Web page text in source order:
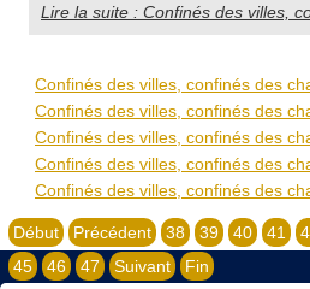
Lire la suite : Confinés des villes,
Confinés des villes, confinés des
Confinés des villes, confinés des
Confinés des villes, confinés des
Confinés des villes, confinés des
Confinés des villes, confinés des
Début Précédent 38 39 40 41
45
46 47 Suivant Fin